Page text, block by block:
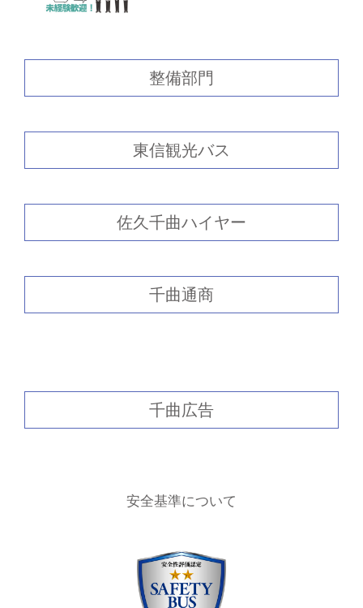
整備部門
東信観光バス
佐久千曲ハイヤー
千曲通商
千曲広告
安全基準について